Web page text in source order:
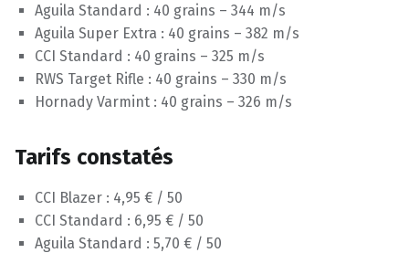
Aguila Standard : 40 grains – 344 m/s
Aguila Super Extra : 40 grains – 382 m/s
CCI Standard : 40 grains – 325 m/s
RWS Target Rifle : 40 grains – 330 m/s
Hornady Varmint : 40 grains – 326 m/s
Tarifs constatés
CCI Blazer : 4,95 € / 50
CCI Standard : 6,95 € / 50
Aguila Standard : 5,70 € / 50